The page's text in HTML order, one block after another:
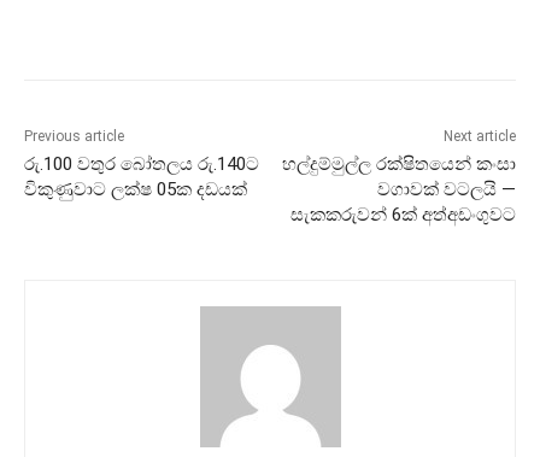
Previous article
රු.100 වතුර බෝතලය රු.140ට
විකුණුවාට ලක්ෂ 05ක දඩයක්
Next article
හල්දුම්මුල්ල රක්ෂිතයෙන් කංසා
වගාවක් වටලයි —
සැකකරුවන් 6ක් අත්අඩංගුවට